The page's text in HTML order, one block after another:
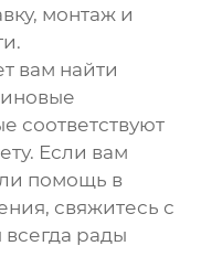
монтаж и
вам найти
соответствуют
Если вам
помощь в
свяжитесь с
рады